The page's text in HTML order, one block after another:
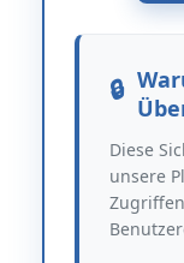
Diese
unsere